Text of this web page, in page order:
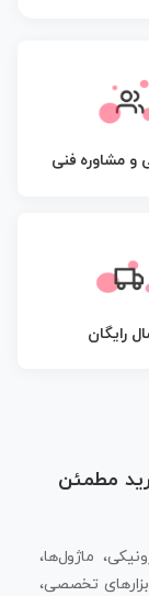
و مشاوره فنی
رایگان
مطمئن
ماژول‌ها،
تخصصی،